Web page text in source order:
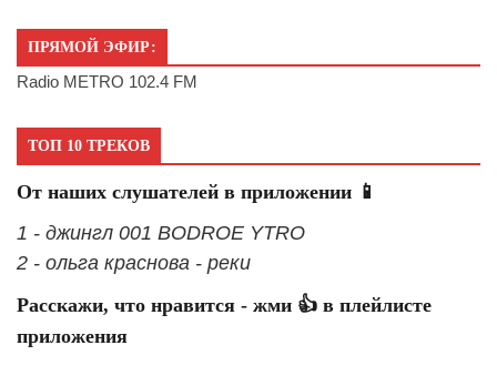
ПРЯМОЙ ЭФИР:
Radio METRO 102.4 FM
ТОП 10 ТРЕКОВ
От наших слушателей в приложении 📱
1 - джингл 001 BODROE YTRO
2 - ольга краснова - реки
Расскажи, что нравится - жми 👍 в плейлисте
приложения